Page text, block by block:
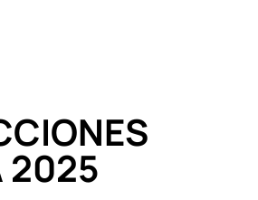
2025